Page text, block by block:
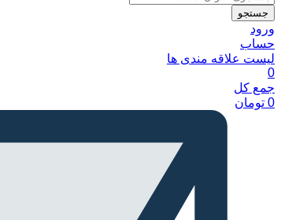
جستجو
ورود
حساب
لیست علاقه مندی ها
0
جمع کل
0 تومان